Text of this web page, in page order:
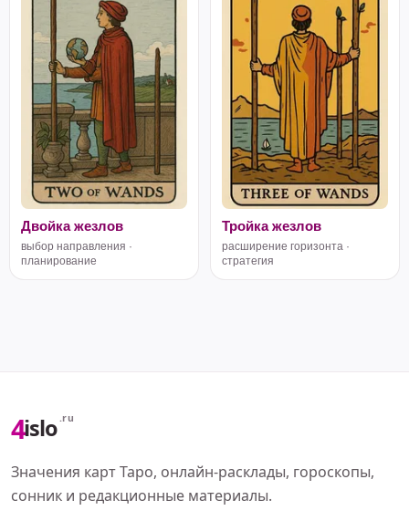
Двойка жезлов
выбор направления ·
планирование
Тройка жезлов
расширение горизонта ·
стратегия
4islo.ru
Значения карт Таро, онлайн-расклады, гороскопы,
сонник и редакционные материалы.